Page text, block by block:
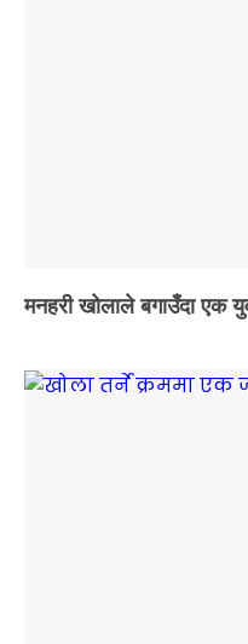
मनहरी खोलाले बगाउँदा एक